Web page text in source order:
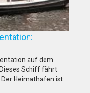
auf dem
Schiff fährt
Der Heimathafen ist